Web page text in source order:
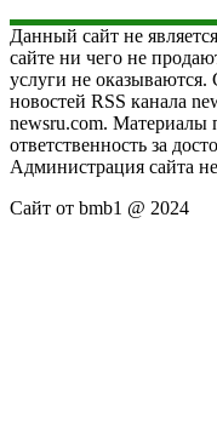
Данный сайт не
сайте ни чего не
услуги не оказываются.
новостей RSS канала
newsru.com. Материалы
ответственность за
Администрация сайта
Сайт от bmb1 @ 2024